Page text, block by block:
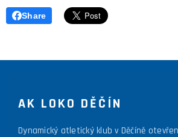
Share
AK LOKO DĚČÍN
Dynamický atletický klub v Děčíně